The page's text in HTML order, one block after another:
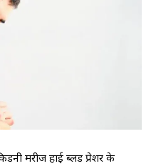
मरीज हाई ब्लड प्रेशर के